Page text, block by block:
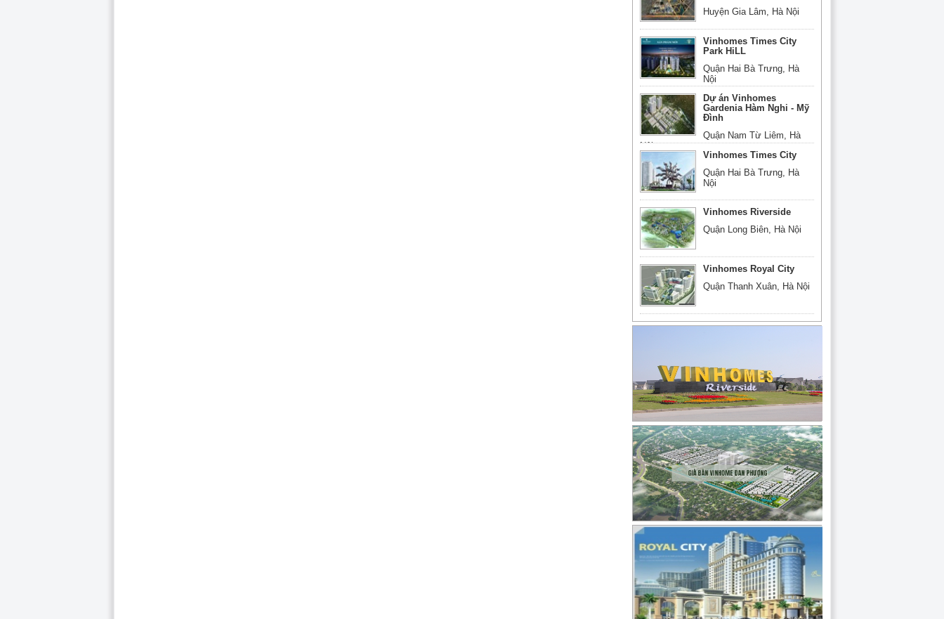
Huyện Gia Lâm, Hà Nội
Vinhomes Times City
Park HiLL
Quận Hai Bà Trưng, Hà
Nội
Dự án Vinhomes
Gardenia Hàm Nghi - Mỹ
Đình
Quận Nam Từ Liêm, Hà
Nội
Vinhomes Times City
Quận Hai Bà Trưng, Hà
Nội
Vinhomes Riverside
Quận Long Biên, Hà Nội
Vinhomes Royal City
Quận Thanh Xuân, Hà Nội